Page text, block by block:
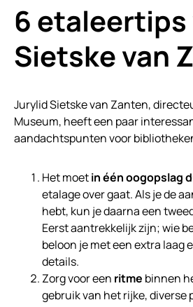
6 etaleertips
Sietske van
Jurylid Sietske van Zanten,
Museum, heeft een paar
aandachtspunten voor
Het moetin één oogopslag
etalage over gaat. Als je de
hebt, kun je daarna een
Eerst aantrekkelijk zijn; wie
beloon je met een extra laag
details.
Zorg voor een ritme binnen
gebruik van het rijke, diverse